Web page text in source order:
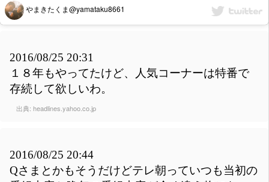
やまきたくま@yamataku8661
2016/08/25 20:31
１８年もやってたけど、人気コーナーは特番で
存続して欲しいわ。
出典: headlines.yahoo.co.jp
2016/08/25 20:44
Qさまとかもそうだけどテレ朝っていつも当初の